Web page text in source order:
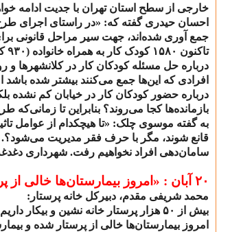
خارجی از سطح استان تهران با جدیت ادامه
احسان حیدری گفته که: «در راستای اجرای
جمع آوری شده‌اند، جهت سیر مراحل قانونی
تاکنون ۱۵۸۰ کودک کار به همراه خانواده (۹۳۰
درباره حل مسئله کودکان کار در کلانشهرها و
افرادی که این‌ها جمع می‌کنند بیشتر شده باشد
درباره حضور کودکان کار در خیابان کم نشده
بازمانده‌ها کجا می‌روند؟ بنابراین تا
به گفته موسوی چلک: «تا هیچکدام از عوامل
قانع شوند، مگر با حرف فقر مدیریت می‌شود؟.
سامان‌دهی افراد نخواهیم رفت. شهرداری
۲۰ آبان : «امروز بیمارستان‌ها خالی
محمد شریفی مقدم، دبیرکل خانه پرستار:
بیش از
۵۰ هزار پرستار خانه نشین و بیکار
امروز بیمارستان‌ها خالی از پرستار شده و